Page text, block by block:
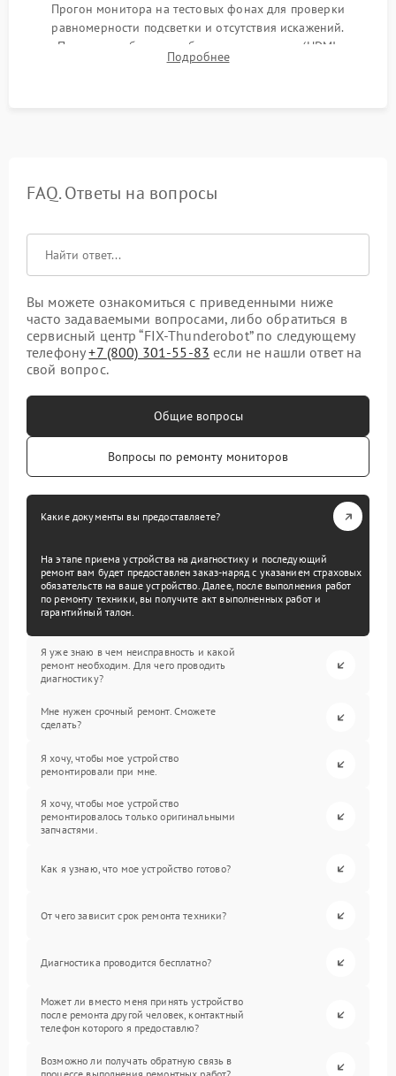
Прогон монитора на тестовых фонах для проверки
равномерности подсветки и отсутствия искажений.
Проверка работоспособности всех портов (HDMI,
DisplayPort, VGA) и кнопок управления под нагрузкой в
Подробнее
FAQ. Ответы на вопросы
Вы можете ознакомиться с приведенными ниже
часто задаваемыми вопросами, либо обратиться в
сервисный центр “FIX-Thunderobot” по следующему
телефону+7 (800) 301-55-83 если не нашли ответ на
свой вопрос.
Общие вопросы
Вопросы по ремонту мониторов
Какие документы вы предоставляете?
На этапе приема устройства на диагностику и последующий
ремонт вам будет предоставлен заказ-наряд с указанием страховых
обязательств на ваше устройство. Далее, после выполнения работ
по ремонту техники, вы получите акт выполненных работ и
гарантийный талон.
Я уже знаю в чем неисправность и какой
ремонт необходим. Для чего проводить
диагностику?
Мне нужен срочный ремонт. Сможете
сделать?
Я хочу, чтобы мое устройство
ремонтировали при мне.
Я хочу, чтобы мое устройство
ремонтировалось только оригинальными
запчастями.
Как я узнаю, что мое устройство готово?
От чего зависит срок ремонта техники?
Диагностика проводится бесплатно?
Может ли вместо меня принять устройство
после ремонта другой человек, контактный
телефон которого я предоставлю?
Возможно ли получать обратную связь в